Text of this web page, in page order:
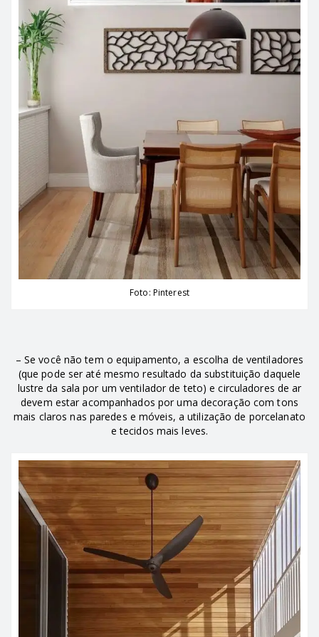
Foto: Pinterest
– Se você não tem o equipamento, a escolha de ventiladores
(que pode ser até mesmo resultado da substituição daquele
lustre da sala por um ventilador de teto) e circuladores de ar
devem estar acompanhados por uma decoração com tons
mais claros nas paredes e móveis, a utilização de porcelanato
e tecidos mais leves.